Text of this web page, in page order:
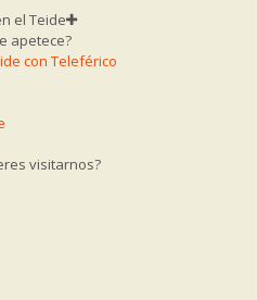
el Teide
apetece?
con Teleférico
visitarnos?